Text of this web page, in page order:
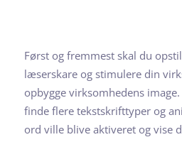
Først og fremmest skal du
læserskare og stimulere din
opbygge virksomhedens
finde flere tekstskrifttyper og
ord ville blive aktiveret og vise